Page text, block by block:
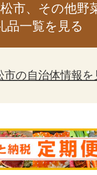
市、その他野
品一覧を見る
市の自治体情報を